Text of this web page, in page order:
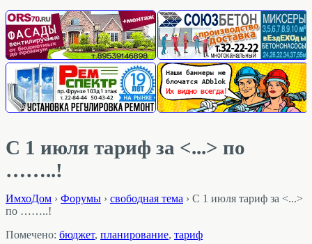
С 1 июля тариф за <...> по
……..!
ИмхоДом › Форумы › свободная тема › С 1 июля тариф за <...>
по ……..!
Помечено: бюджет, планирование, тариф